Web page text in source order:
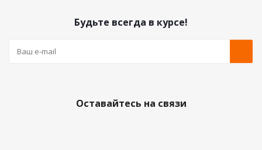
Будьте всегда в курсе!
Оставайтесь на связи